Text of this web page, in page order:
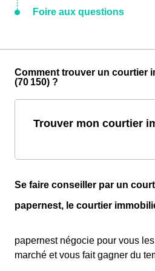
Foire aux questions
Comment trouver un courtier
(70 150) ?
Trouver mon courtier
Se faire conseiller par un
papernest, le courtier
papernest négocie pour vous
marché et vous fait gagner du